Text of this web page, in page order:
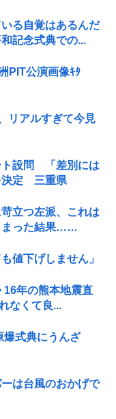
る自覚はあるんだ
記念式典での...
PIT公演画像ｷﾀ
リアルすぎて今見
ト設問 「差別には
決定 三重県
立つ左派、これは
まった結果……
値下げしません」
16年の熊本地震直
なくて良...
爆式典にうんざ
は台風のおかげで